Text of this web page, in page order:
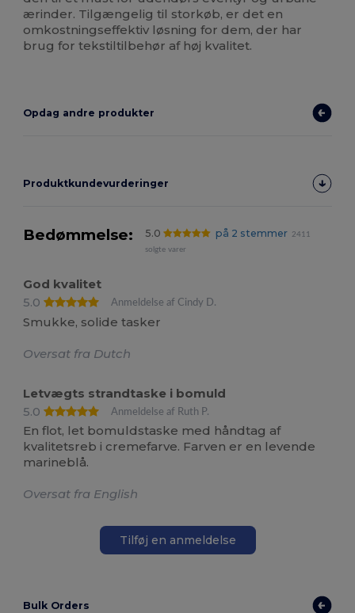
ærinder. Tilgængelig til storkøb, er det en
omkostningseffektiv løsning for dem, der har
brug for tekstiltilbehør af høj kvalitet.
Opdag andre produkter
Produktkundevurderinger
Bedømmelse: 5.0 på 2 stemmer
2411
solgte varer
God kvalitet
5.0
Anmeldelse af Cindy D.
Smukke, solide tasker
Oversat fra Dutch
Letvægts strandtaske i bomuld
5.0
Anmeldelse af Ruth P.
En flot, let bomuldstaske med håndtag af
kvalitetsreb i cremefarve. Farven er en levende
marineblå.
Oversat fra English
Tilføj en anmeldelse
Bulk Orders